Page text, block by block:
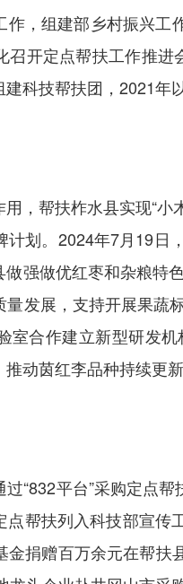
，组建部乡村振兴
开定点帮扶工作推进
科技帮扶团，2021年
，帮扶柞水县实现“
划。2024年7月19
强做优红枣和杂粮
发展，支持开展果蔬
室合作建立新型研发
动茵红李品种持续更
“832平台”采购定点
帮扶列入科技部宣
捐赠百万余元在帮